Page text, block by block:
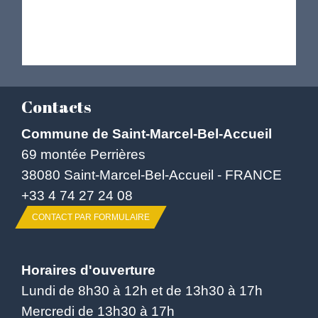
Contacts
Commune de Saint-Marcel-Bel-Accueil
69 montée Perrières
38080 Saint-Marcel-Bel-Accueil - FRANCE
+33 4 74 27 24 08
CONTACT PAR FORMULAIRE
Horaires d'ouverture
Lundi de 8h30 à 12h et de 13h30 à 17h
Mercredi de 13h30 à 17h